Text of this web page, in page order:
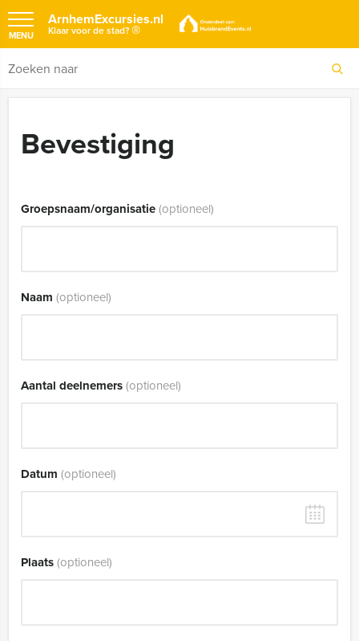
ArnhemExcursies.nl
Klaar voor de stad?®
MENU
Bevestiging
Groepsnaam/organisatie(optioneel)
Naam (optioneel)
Aantal deelnemers(optioneel)
Datum (optioneel)
Plaats(optioneel)